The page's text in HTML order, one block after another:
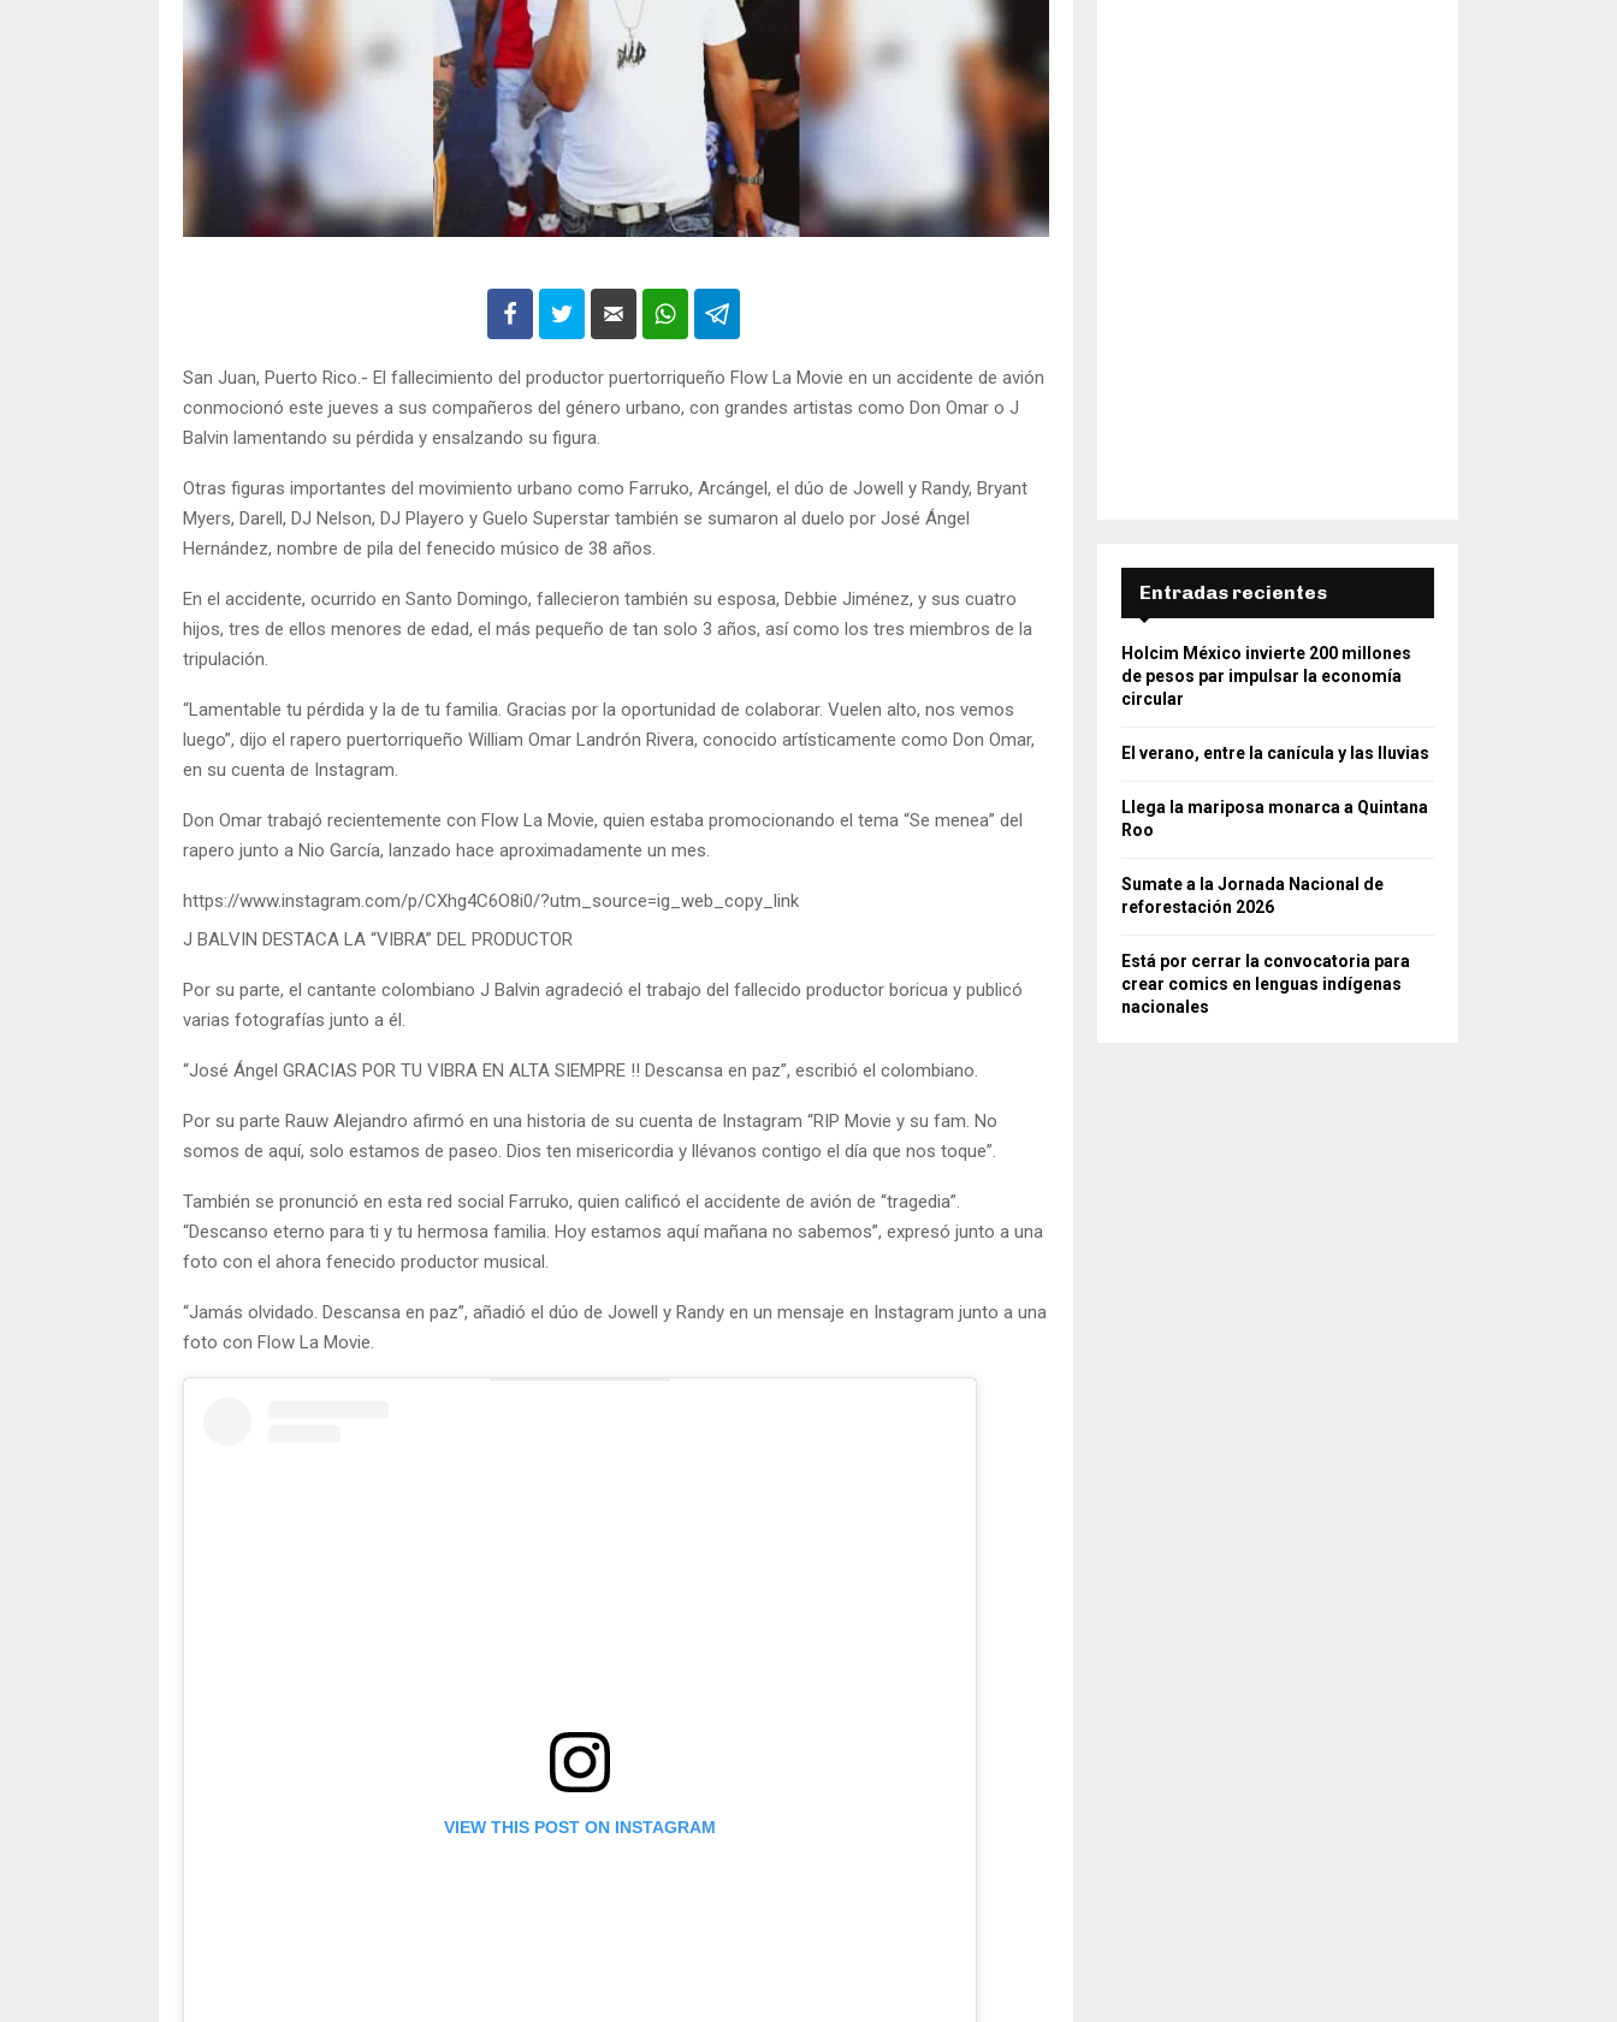
San Juan, Puerto Rico.- El fallecimiento del productor puertorriqueño Flow La Movie en un accidente de avión
conmocionó este jueves a sus compañeros del género urbano, con grandes artistas como Don Omar o J
Balvin lamentando su pérdida y ensalzando su figura.
Otras figuras importantes del movimiento urbano como Farruko, Arcángel, el dúo de Jowell y Randy, Bryant
Myers, Darell, DJ Nelson, DJ Playero y Guelo Superstar también se sumaron al duelo por José Ángel
Hernández, nombre de pila del fenecido músico de 38 años.
En el accidente, ocurrido en Santo Domingo, fallecieron también su esposa, Debbie Jiménez, y sus cuatro
hijos, tres de ellos menores de edad, el más pequeño de tan solo 3 años, así como los tres miembros de la
tripulación.
“Lamentable tu pérdida y la de tu familia. Gracias por la oportunidad de colaborar. Vuelen alto, nos vemos
luego”, dijo el rapero puertorriqueño William Omar Landrón Rivera, conocido artísticamente como Don Omar,
en su cuenta de Instagram.
Don Omar trabajó recientemente con Flow La Movie, quien estaba promocionando el tema “Se menea” del
rapero junto a Nio García, lanzado hace aproximadamente un mes.
https://www.instagram.com/p/CXhg4C6O8i0/?utm_source=ig_web_copy_link
J BALVIN DESTACA LA “VIBRA” DEL PRODUCTOR
Por su parte, el cantante colombiano J Balvin agradeció el trabajo del fallecido productor boricua y publicó
varias fotografías junto a él.
“José Ángel GRACIAS POR TU VIBRA EN ALTA SIEMPRE !! Descansa en paz”, escribió el colombiano.
Por su parte Rauw Alejandro afirmó en una historia de su cuenta de Instagram “RIP Movie y su fam. No
somos de aquí, solo estamos de paseo. Dios ten misericordia y llévanos contigo el día que nos toque”.
También se pronunció en esta red social Farruko, quien calificó el accidente de avión de “tragedia”.
“Descanso eterno para ti y tu hermosa familia. Hoy estamos aquí mañana no sabemos”, expresó junto a una
foto con el ahora fenecido productor musical.
“Jamás olvidado. Descansa en paz”, añadió el dúo de Jowell y Randy en un mensaje en Instagram junto a una
foto con Flow La Movie.
VIEW THIS POST ON INSTAGRAM
Entradas recientes
Holcim México invierte 200 millones
de pesos par impulsar la economía
circular
El verano, entre la canícula y las lluvias
Llega la mariposa monarca a Quintana
Roo
Sumate a la Jornada Nacional de
reforestación 2026
Está por cerrar la convocatoria para
crear comics en lenguas indígenas
nacionales